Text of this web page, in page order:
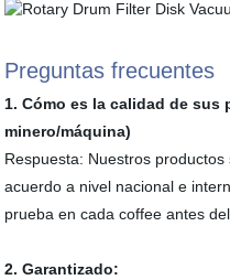
Preguntas frecuentes
1. Cómo es la calidad de
minero/máquina)
Respuesta: Nuestros
acuerdo a nivel nacional e
prueba en cada coffee antes
2. Garantizado: